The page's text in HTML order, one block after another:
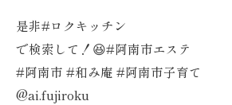
是非#ロクキッチン
で検索して！😆#阿南市エステ
#阿南市 #和み庵 #阿南市子育て
@ai.fujiroku